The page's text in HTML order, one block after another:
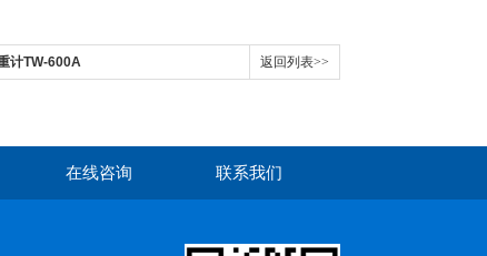
计TW-600A 返回列表>>
在线咨询 联系我们